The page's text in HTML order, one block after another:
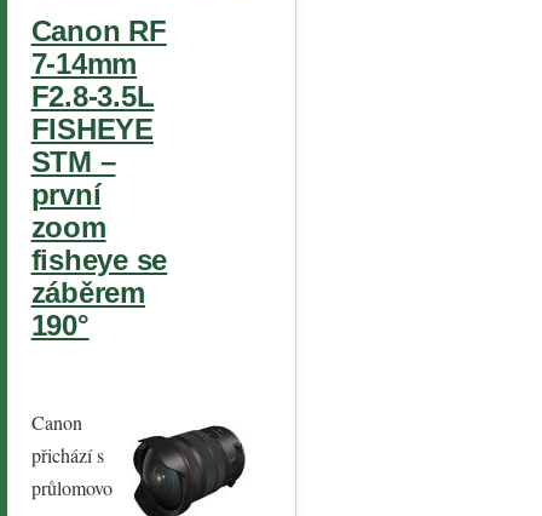
Canon RF
7-14mm
F2.8-3.5L
FISHEYE
STM –
první
zoom
fisheye se
záběrem
190°
Canon
přichází s
průlomovo
Jaký je
rozdíl mezi
syntetickými
a
objektiv
Přestal
blesk
Přihláše